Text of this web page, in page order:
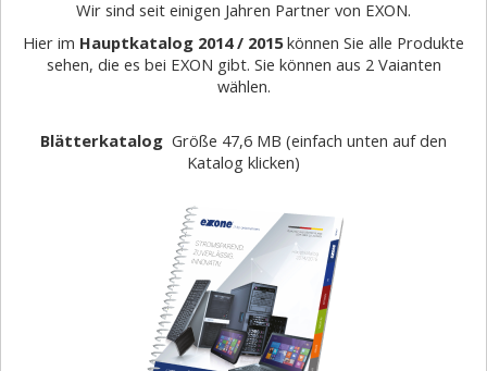
Wir sind seit einigen Jahren Partner von EXON.
Hier im Hauptkatalog 2014 / 2015können Sie alle Produkte
sehen, die es bei EXON gibt. Sie können aus 2 Vaianten
wählen.
Blätterkatalog Größe 47,6 MB (einfach unten auf den
Katalog klicken)